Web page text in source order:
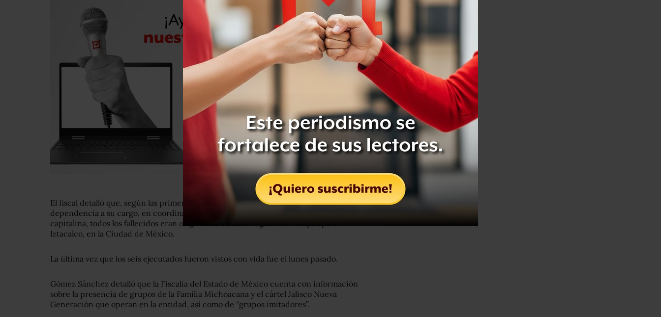
El fiscal detalló que, según las primeras investigaciones realizadas por la
dependencia a su cargo, en coordinación con la Procuraduría General de Justicia
capitalina, todos los fallecidos eran originarios de las delegaciones Iztapalapa e
Iztacalco, en la Ciudad de México.
La última vez que los seis ejecutados fueron vistos con vida fue el lunes pasado.
Gómez Sánchez detalló que la Fiscalía del Estado de México cuenta con información
sobre la presencia de grupos de la Familia Michoacana y el cártel Jalisco Nueva
Generación que operan en la entidad, así como de “grupos imitadores”.